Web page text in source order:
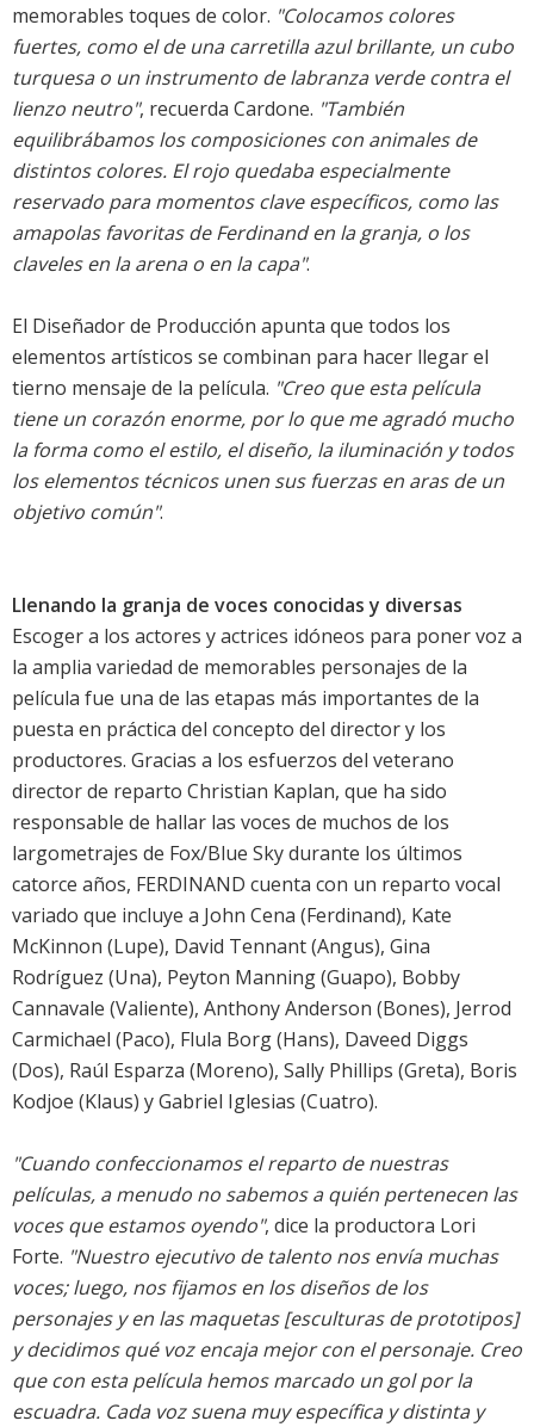
memorables toques de color. "Colocamos colores
fuertes, como el de una carretilla azul brillante, un cubo
turquesa o un instrumento de labranza verde contra el
lienzo neutro", recuerda Cardone. "También
equilibrábamos los composiciones con animales de
distintos colores. El rojo quedaba especialmente
reservado para momentos clave específicos, como las
amapolas favoritas de Ferdinand en la granja, o los
claveles en la arena o en la capa".
El Diseñador de Producción apunta que todos los
elementos artísticos se combinan para hacer llegar el
tierno mensaje de la película. "Creo que esta película
tiene un corazón enorme, por lo que me agradó mucho
la forma como el estilo, el diseño, la iluminación y todos
los elementos técnicos unen sus fuerzas en aras de un
objetivo común".
Llenando la granja de voces conocidas y diversas
Escoger a los actores y actrices idóneos para poner voz a
la amplia variedad de memorables personajes de la
película fue una de las etapas más importantes de la
puesta en práctica del concepto del director y los
productores. Gracias a los esfuerzos del veterano
director de reparto Christian Kaplan, que ha sido
responsable de hallar las voces de muchos de los
largometrajes de Fox/Blue Sky durante los últimos
catorce años, FERDINAND cuenta con un reparto vocal
variado que incluye a John Cena (Ferdinand), Kate
McKinnon (Lupe), David Tennant (Angus), Gina
Rodríguez (Una), Peyton Manning (Guapo), Bobby
Cannavale (Valiente), Anthony Anderson (Bones), Jerrod
Carmichael (Paco), Flula Borg (Hans), Daveed Diggs
(Dos), Raúl Esparza (Moreno), Sally Phillips (Greta), Boris
Kodjoe (Klaus) y Gabriel Iglesias (Cuatro).
"Cuando confeccionamos el reparto de nuestras
películas, a menudo no sabemos a quién pertenecen las
voces que estamos oyendo", dice la productora Lori
Forte. "Nuestro ejecutivo de talento nos envía muchas
voces; luego, nos fijamos en los diseños de los
personajes y en las maquetas [esculturas de prototipos]
y decidimos qué voz encaja mejor con el personaje. Creo
que con esta película hemos marcado un gol por la
escuadra. Cada voz suena muy específica y distinta y